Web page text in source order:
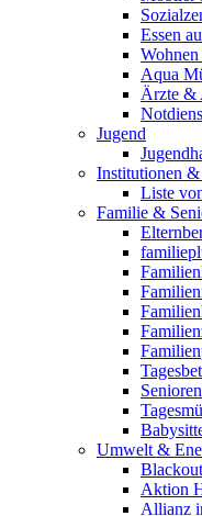
Essen
Aqua
Ärzte &
Jugend
Institutionen
Liste
Familie &
Umwelt &
Blackout
Aktion
Allianz